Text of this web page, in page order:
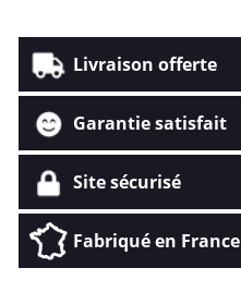
Livraison offerte
Garantie satisfait
Site sécurisé
Fabriqué en France